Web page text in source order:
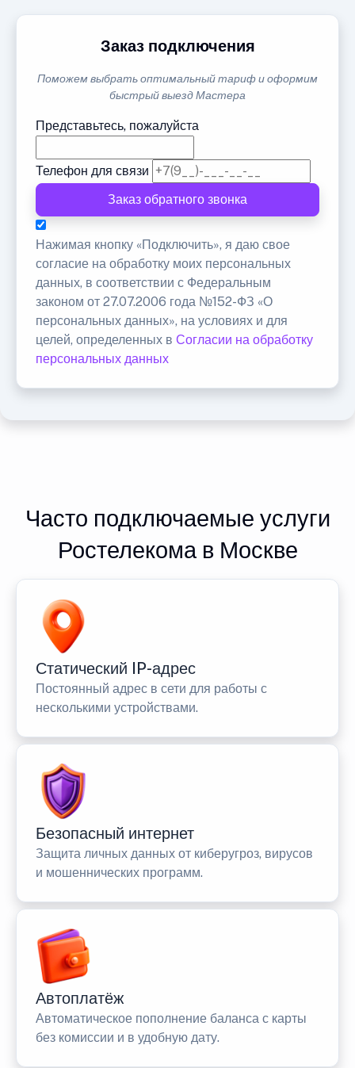
Заказ подключения
Поможем выбрать оптимальный тариф и оформим
быстрый выезд Мастера
Представьтесь, пожалуйста
Телефон для связи
Заказ обратного звонка
Нажимая кнопку «Подключить», я даю свое
согласие на обработку моих персональных
данных, в соответствии с Федеральным
законом от 27.07.2006 года №152-ФЗ «О
персональных данных», на условиях и для
целей, определенных в Согласии на обработку
персональных данных
Часто подключаемые услуги
Ростелекома в Москве
Статический IP-адрес
Постоянный адрес в сети для работы с
несколькими устройствами.
Безопасный интернет
Защита личных данных от киберугроз, вирусов
и мошеннических программ.
Автоплатёж
Автоматическое пополнение баланса с карты
без комиссии и в удобную дату.